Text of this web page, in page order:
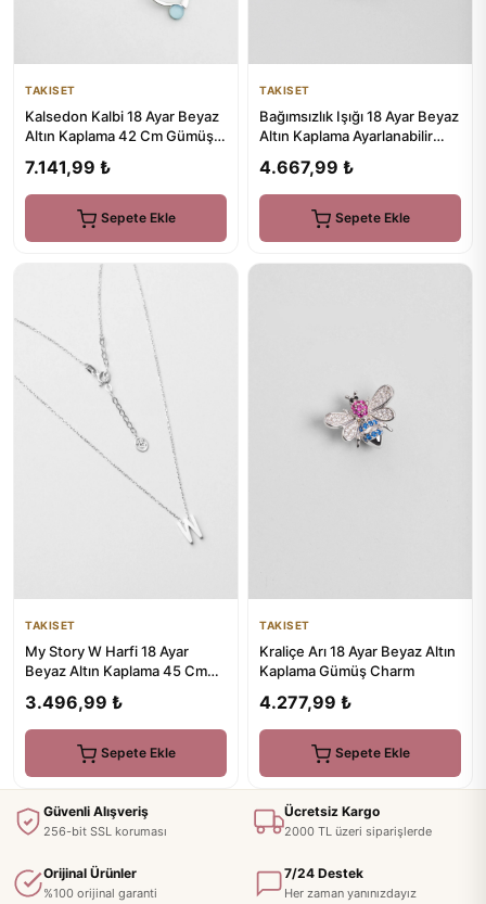
TAKISET
Kalsedon Kalbi 18 Ayar Beyaz
Altın Kaplama 42 Cm Gümüş
7.141,99 ₺
Sepete Ekle
TAKISET
Bağımsızlık Işığı 18 Ayar Beyaz
Altın Kaplama Ayarlanabilir
4.667,99 ₺
Sepete Ekle
TAKISET
My Story W Harfi 18 Ayar
Beyaz Altın Kaplama 45 Cm
3.496,99 ₺
Sepete Ekle
TAKISET
Kraliçe Arı 18 Ayar Beyaz Altın
Kaplama Gümüş Charm
4.277,99 ₺
Sepete Ekle
Güvenli Alışveriş
256-bit SSL koruması
Ücretsiz Kargo
2000 TL üzeri siparişlerde
Orijinal Ürünler
%100 orijinal garanti
7/24 Destek
Her zaman yanınızdayız